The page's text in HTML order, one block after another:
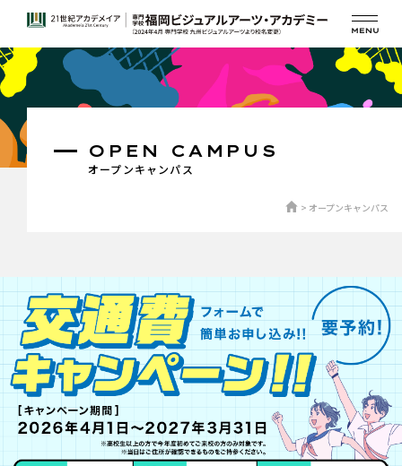
オープンキャンパス
OPEN CAMPUS
オープンキャンパス